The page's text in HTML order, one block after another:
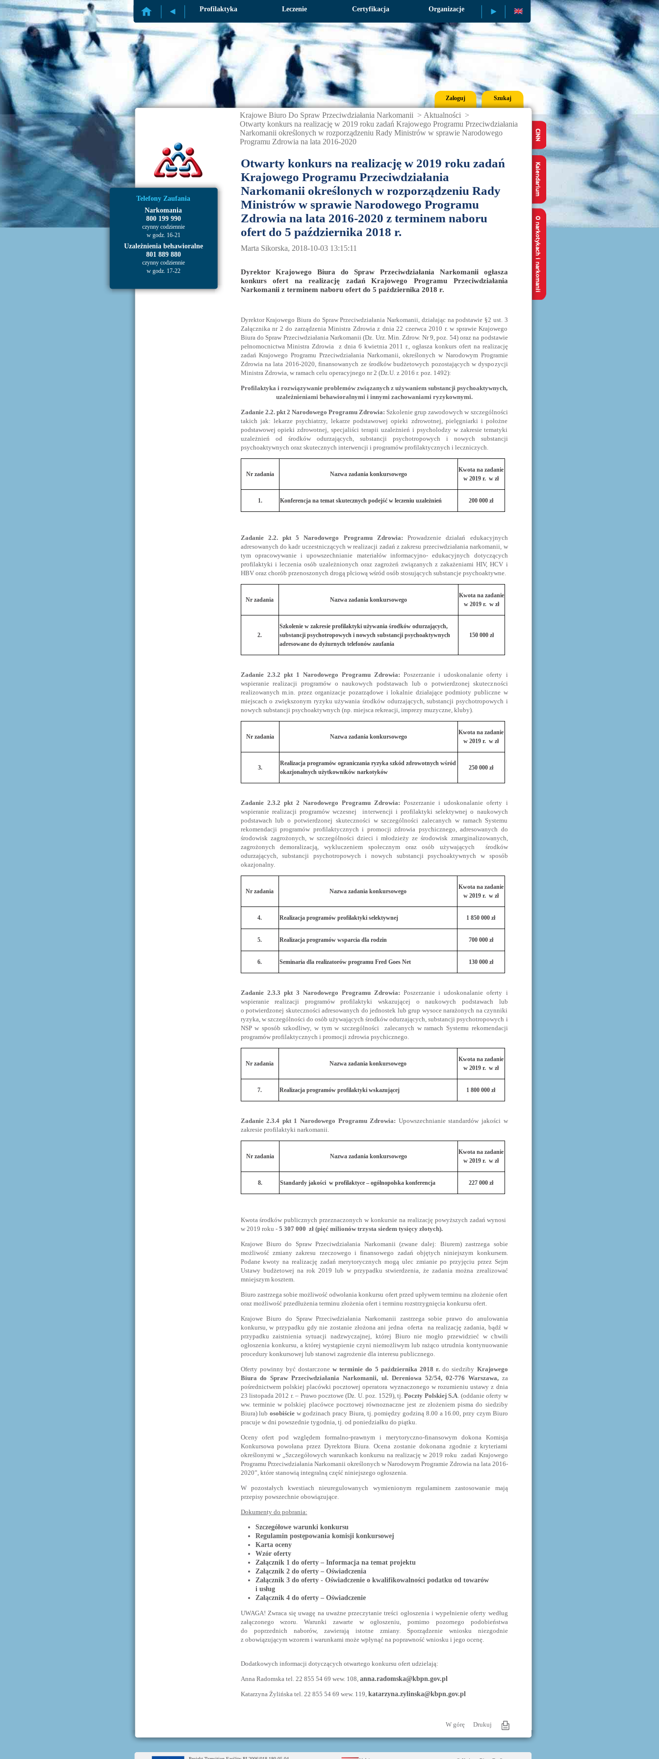
Profilaktyka Leczenie Certyfikacja Organizacje Publikacje
Zaloguj Szukaj
Telefony Zaufania
Narkomania
800 199 990
czynny codziennie
w godz. 16-21
Uzależnienia behawioralne
801 889 880
czynny codziennie
w godz. 17-22
Krajowe Biuro Do Spraw Przeciwdziałania Narkomanii > Aktualności >
Otwarty konkurs na realizację w 2019 roku zadań Krajowego Programu Przeciwdziałania
Narkomanii określonych w rozporządzeniu Rady Ministrów w sprawie Narodowego
Programu Zdrowia na lata 2016-2020
Otwarty konkurs na realizację w 2019 roku zadań
Krajowego Programu Przeciwdziałania
Narkomanii określonych w rozporządzeniu Rady
Ministrów w sprawie Narodowego Programu
Zdrowia na lata 2016-2020 z terminem naboru
ofert do 5 października 2018 r.
Marta Sikorska, 2018-10-03 13:15:11
Dyrektor Krajowego Biura do Spraw Przeciwdziałania Narkomanii ogłasza
konkurs ofert na realizację zadań Krajowego Programu Przeciwdziałania
Narkomanii z terminem naboru ofert do 5 października 2018 r.
Dyrektor Krajowego Biura do Spraw Przeciwdziałania Narkomanii, działając na podstawie §2 ust. 3
Załącznika nr 2 do zarządzenia Ministra Zdrowia z dnia 22 czerwca 2010 r. w sprawie Krajowego
Biura do Spraw Przeciwdziałania Narkomanii (Dz. Urz. Min. Zdrow. Nr 9, poz. 54) oraz na podstawie
pełnomocnictwa Ministra Zdrowia z dnia 6 kwietnia 2011 r., ogłasza konkurs ofert na realizację
zadań Krajowego Programu Przeciwdziałania Narkomanii, określonych w Narodowym Programie
Zdrowia na lata 2016-2020, finansowanych ze środków budżetowych pozostających w dyspozycji
Ministra Zdrowia, w ramach celu operacyjnego nr 2 (Dz.U. z 2016 r. poz. 1492):
Profilaktyka i rozwiązywanie problemów związanych z używaniem substancji psychoaktywnych,
uzależnieniami behawioralnymi i innymi zachowaniami ryzykownymi.
Zadanie 2.2. pkt 2 Narodowego Programu Zdrowia: Szkolenie grup zawodowych w szczególności
takich jak: lekarze psychiatrzy, lekarze podstawowej opieki zdrowotnej, pielęgniarki i położne
podstawowej opieki zdrowotnej, specjaliści terapii uzależnień i psycholodzy w zakresie tematyki
uzależnień od środków odurzających, substancji psychotropowych i nowych substancji
psychoaktywnych oraz skutecznych interwencji i programów profilaktycznych i leczniczych.
Nr zadania Nazwa zadania konkursowego
Kwota na zadanie
w 2019 r. w zł
1. Konferencja na temat skutecznych podejść w leczeniu uzależnień 200 000 zł
Zadanie 2.2. pkt 5 Narodowego Programu Zdrowia: Prowadzenie działań edukacyjnych
adresowanych do kadr uczestniczących w realizacji zadań z zakresu przeciwdziałania narkomanii, w
tym opracowywanie i upowszechnianie materiałów informacyjno- edukacyjnych dotyczących
profilaktyki i leczenia osób uzależnionych oraz zagrożeń związanych z zakażeniami HIV, HCV i
HBV oraz chorób przenoszonych drogą płciową wśród osób stosujących substancje psychoaktywne.
Nr zadania Nazwa zadania konkursowego
Kwota na zadanie
w 2019 r. w zł
2.
Szkolenie w zakresie profilaktyki używania środków odurzających,
substancji psychotropowych i nowych substancji psychoaktywnych
adresowane do dyżurnych telefonów zaufania
150 000 zł
Zadanie 2.3.2 pkt 1 Narodowego Programu Zdrowia: Poszerzanie i udoskonalanie oferty i
wspieranie realizacji programów o naukowych podstawach lub o potwierdzonej skuteczności
realizowanych m.in. przez organizacje pozarządowe i lokalnie działające podmioty publiczne w
miejscach o zwiększonym ryzyku używania środków odurzających, substancji psychotropowych i
nowych substancji psychoaktywnych (np. miejsca rekreacji, imprezy muzyczne, kluby).
Nr zadania Nazwa zadania konkursowego
Kwota na zadanie
w 2019 r. w zł
3.
Realizacja programów ograniczania ryzyka szkód zdrowotnych wśród
okazjonalnych użytkowników narkotyków
250 000 zł
Zadanie 2.3.2 pkt 2 Narodowego Programu Zdrowia: Poszerzanie i udoskonalanie oferty i
wspieranie realizacji programów wczesnej interwencji i profilaktyki selektywnej o naukowych
podstawach lub o potwierdzonej skuteczności w szczególności zalecanych w ramach Systemu
rekomendacji programów profilaktycznych i promocji zdrowia psychicznego, adresowanych do
środowisk zagrożonych, w szczególności dzieci i młodzieży ze środowisk zmarginalizowanych,
zagrożonych demoralizacją, wykluczeniem społecznym oraz osób używających środków
odurzających, substancji psychotropowych i nowych substancji psychoaktywnych w sposób
okazjonalny.
Nr zadania Nazwa zadania konkursowego
Kwota na zadanie
w 2019 r. w zł
4. Realizacja programów profilaktyki selektywnej 1 850 000 zł
5. Realizacja programów wsparcia dla rodzin 700 000 zł
6. Seminaria dla realizatorów programu Fred Goes Net 130 000 zł
Zadanie 2.3.3 pkt 3 Narodowego Programu Zdrowia: Poszerzanie i udoskonalanie oferty i
wspieranie realizacji programów profilaktyki wskazującej o naukowych podstawach lub
o potwierdzonej skuteczności adresowanych do jednostek lub grup wysoce narażonych na czynniki
ryzyka, w szczególności do osób używających środków odurzających, substancji psychotropowych i
NSP w sposób szkodliwy, w tym w szczególności zalecanych w ramach Systemu rekomendacji
programów profilaktycznych i promocji zdrowia psychicznego.
Nr zadania Nazwa zadania konkursowego
Kwota na zadanie
w 2019 r. w zł
7. Realizacja programów profilaktyki wskazującej 1 800 000 zł
Zadanie 2.3.4 pkt 1 Narodowego Programu Zdrowia: Upowszechnianie standardów jakości w
zakresie profilaktyki narkomanii.
Nr zadania Nazwa zadania konkursowego
Kwota na zadanie
w 2019 r. w zł
8. Standardy jakości w profilaktyce – ogólnopolska konferencja 227 000 zł
Kwota środków publicznych przeznaczonych w konkursie na realizację powyższych zadań wynosi
w 2019 roku - 5 307 000 zł (pięć milionów trzysta siedem tysięcy złotych).
Krajowe Biuro do Spraw Przeciwdziałania Narkomanii (zwane dalej: Biurem) zastrzega sobie
możliwość zmiany zakresu rzeczowego i finansowego zadań objętych niniejszym konkursem.
Podane kwoty na realizację zadań merytorycznych mogą ulec zmianie po przyjęciu przez Sejm
Ustawy budżetowej na rok 2019 lub w przypadku stwierdzenia, że zadania można zrealizować
mniejszym kosztem.
Biuro zastrzega sobie możliwość odwołania konkursu ofert przed upływem terminu na złożenie ofert
oraz możliwość przedłużenia terminu złożenia ofert i terminu rozstrzygnięcia konkursu ofert.
Krajowe Biuro do Spraw Przeciwdziałania Narkomanii zastrzega sobie prawo do anulowania
konkursu, w przypadku gdy nie zostanie złożona ani jedna oferta na realizację zadania, bądź w
przypadku zaistnienia sytuacji nadzwyczajnej, której Biuro nie mogło przewidzieć w chwili
ogłoszenia konkursu, a której wystąpienie czyni niemożliwym lub rażąco utrudnia kontynuowanie
procedury konkursowej lub stanowi zagrożenie dla interesu publicznego.
Oferty powinny być dostarczonew terminie do 5 października 2018 r. do siedziby Krajowego
Biura do Spraw Przeciwdziałania Narkomanii, ul. Dereniowa 52/54, 02-776 Warszawa,za
pośrednictwem polskiej placówki pocztowej operatora wyznaczonego w rozumieniu ustawy z dnia
23 listopada 2012 r. – Prawo pocztowe (Dz. U. poz. 1529), tj.Poczty Polskiej S.A. (oddanie oferty w
ww. terminie w polskiej placówce pocztowej równoznaczne jest ze złożeniem pisma do siedziby
Biura) lub osobiściew godzinach pracy Biura, tj. pomiędzy godziną 8.00 a 16.00, przy czym Biuro
pracuje w dni powszednie tygodnia, tj. od poniedziałku do piątku.
Oceny ofert pod względem formalno-prawnym i merytoryczno-finansowym dokona Komisja
Konkursowa powołana przez Dyrektora Biura. Ocena zostanie dokonana zgodnie z kryteriami
określonymi w „Szczegółowych warunkach konkursu na realizację w 2019 roku zadań Krajowego
Programu Przeciwdziałania Narkomanii określonych w Narodowym Programie Zdrowia na lata 2016-
2020”, które stanowią integralną część niniejszego ogłoszenia.
W pozostałych kwestiach nieuregulowanych wymienionym regulaminem zastosowanie mają
przepisy powszechnie obowiązujące.
Dokumenty do pobrania:
Szczegółowe warunki konkursu
Regulamin postępowania komisji konkursowej
Karta oceny
Wzór oferty
Załącznik 1 do oferty – Informacja na temat projektu
Załącznik 2 do oferty – Oświadczenia
Załącznik 3 do oferty - Oświadczenie o kwalifikowalności podatku od towarów
i usług
Załącznik 4 do oferty – Oświadczenie
UWAGA! Zwraca się uwagę na uważne przeczytanie treści ogłoszenia i wypełnienie oferty według
załączonego wzoru. Warunki zawarte w ogłoszeniu, pomimo pozornego podobieństwa
do poprzednich naborów, zawierają istotne zmiany. Sporządzenie wniosku niezgodnie
z obowiązującym wzorem i warunkami może wpłynąć na poprawność wniosku i jego ocenę.
Dodatkowych informacji dotyczących otwartego konkursu ofert udzielają:
Anna Radomska tel. 22 855 54 69 wew. 108, anna.radomska@kbpn.gov.pl
Katarzyna Żylińska tel. 22 855 54 69 wew. 119, katarzyna.zylinska@kbpn.gov.pl
W górę Drukuj